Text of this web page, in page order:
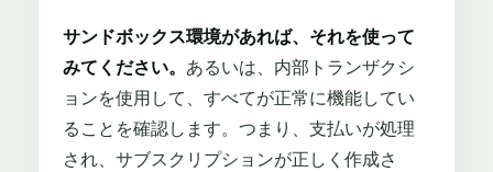
サンドボックス環境があれば、それを使って
みてください。 あるいは、内部トランザクシ
ョンを使用して、すべてが正常に機能してい
ることを確認します。つまり、支払いが処理
され、サブスクリプションが正しく作成さ